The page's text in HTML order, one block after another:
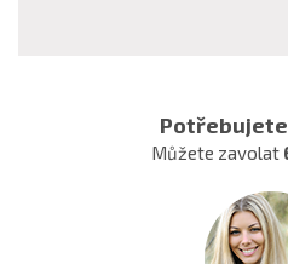
Můžete zavolat